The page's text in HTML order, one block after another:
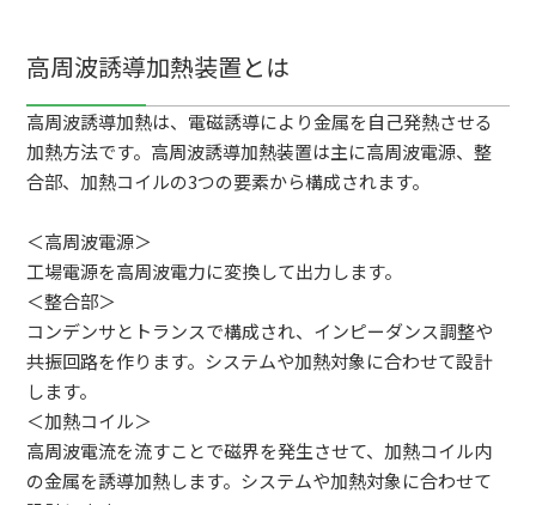
高周波誘導加熱装置とは
高周波誘導加熱は、電磁誘導により金属を自己発熱させる
加熱方法です。高周波誘導加熱装置は主に高周波電源、整
合部、加熱コイルの3つの要素から構成されます。
＜高周波電源＞
工場電源を高周波電力に変換して出力します。
＜整合部＞
コンデンサとトランスで構成され、インピーダンス調整や
共振回路を作ります。システムや加熱対象に合わせて設計
します。
＜加熱コイル＞
高周波電流を流すことで磁界を発生させて、加熱コイル内
の金属を誘導加熱します。システムや加熱対象に合わせて